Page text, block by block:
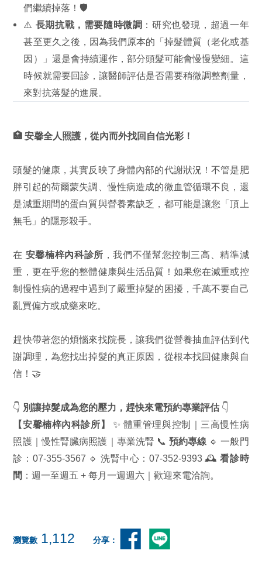
們繼續掉落！🛡️
⚠️ 長期抗戰，需要隨時微調 ：研究也發現，超過一年
甚至更久之後，因為我們原本的「掉髮體質（老化或基
因）」還是會持續運作，部分頭髮可能會慢慢變細。這
時候就需要回診，讓醫師評估是否需要稍微調整劑量，
來對抗落髮的進展。
🏥 安馨全人照護，從內而外找回自信光彩！
頭髮的健康，其實反映了身體內部的代謝狀況！不管是肥
胖引起的荷爾蒙失調、慢性病造成的微血管循環不良，還
是減重期間的蛋白質與營養素缺乏，都可能是讓您「頂上
無毛」的隱形殺手。
在 安馨楠梓內科診所 ，我們不僅幫您控制三高、精準減
重，更在乎您的整體健康與生活品質！如果您在減重或控
制慢性病的過程中遇到了嚴重掉髮的困擾，千萬不要自己
亂買偏方或成藥來吃。
趕快帶著您的煩惱來找院長，讓我們從營養抽血評估到代
謝調理，為您找出掉髮的真正原因，從根本找回健康與自
信！🤝
👇 別讓掉髮成為您的壓力，趕快來電預約專業評估👇
【安馨楠梓內科診所】
✨ 體重管理與控制｜三高慢性病
照護｜慢性腎臟病照護｜專業洗腎 📞 預約專線 🔹 一般門
診：07-355-3567 🔹 洗腎中心：07-352-9393 🕰️看診時
間 ：週一至週五 + 每月一週週六｜歡迎來電洽詢。
瀏覽數 1,112 分享：